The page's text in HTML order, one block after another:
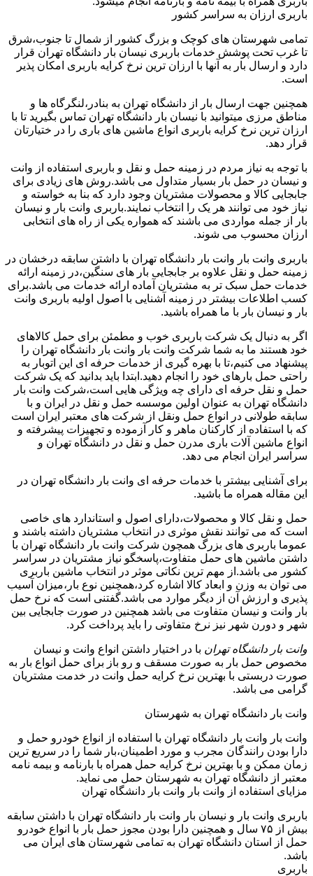
باربری ارزان به سراسر کشور
تمامی شهرستان های کوچک و بزرگ کشور از شمال تا جنوب،شرق
تا غرب تحت پوشش خدمات باربری نیسان بار دانشگاه تهران قرار
دارد و ارسال بار به آنها با ارزان ترین نرخ کرایه باربری امکان پذیر
است.
همچنین جهت ارسال بار از دانشگاه تهران به بنادر،لنگرگاه ها و
مناطق مرزی میتوانید با نیسان بار دانشگاه تهران تماس بگیرید تا با
ارزان ترین نرخ کرایه باربری انواع ماشین های باری را در ختیارتان
قرار دهد.
با توجه به نیاز مردم در زمینه حمل و نقل و باربری استفاده از وانت
و نیسان در حمل بار بسیار متداول می باشد.روش های زیادی برای
جابجایی کالا و محصولات مشتریان وجود دارد که بنا به خواسته و
نیاز خود می توانند هر یک را انتخاب نمایند.باربری وانت بار و نیسان
بار از جمله مواردی می باشند که همواره یکی از راه های انتخابی
ارزان محسوب می شوند.
باربری وانت بار وانت بار دانشگاه تهران با داشتن سابقه درخشان در
زمینه حمل و نقل علاوه بر جابجایی بار های سنگین،در زمینه ارائه
خدمات حمل سبک تر به مشتریان آماده ارائه خدمات می باشد.برای
کسب اطلاعات بیشتر در زمینه آشنایی با اصول اولیه باربری وانت
بار و نیسان بار با ما همراه باشید.
اگر به دنبال یک شرکت باربری خوب و مطمئن برای حمل کالاهای
خود هستند ما به شما شرکت وانت بار وانت بار دانشگاه تهران را
پیشنهاد می کنیم،تا با بهره گیری از خدمات حرفه ای این اتوبار به
راحتی حمل بارهای خود را انجام دهید.ابتدا باید بدانید که یک شرکت
حمل و نقل حرفه ای دارای چه ویژگی هایی است،شرکت وانت بار
دانشگاه تهران به عنوان اولین موسسه حمل و نقل در ایران و با
سابقه طولانی در انواع حمل ونقل از شرکت های معتبر ایران است
که با استفاده از کارکنان ماهر و کار آزموده و تجهیزات پیشرفته و
انواع ماشین آلات باری مدرن حمل و نقل در دانشگاه تهران و
سراسر ایران انجام می دهد.
برای آشنایی بیشتر با خدمات حرفه ای وانت بار دانشگاه تهران در
این مقاله همراه ما باشید.
حمل و نقل کالا و محصولات،دارای اصول و استاندارد های خاصی
است که می توانند نقش موثری در انتخاب مشتریان داشته باشند و
عموما باربری های بزرگ همچون شرکت وانت بار دانشگاه تهران با
داشتن ماشین های حمل متفاوت،پاسخگو نیاز مشتریان در سراسر
کشور می باشد.از مهم ترین نکاتی موثر در انتخاب ماشین باربری
می توان به وزن و ابعاد کالا اشاره کرد،همچنین نوع بار،میزان آسیب
پذیری و ارزش آن از دیگر موارد می باشد.گفتنی است که نرخ حمل
بار وانت و نیسان متفاوت می باشد همچنین در صورت جابجایی بین
شهر و دورن شهر نیز نرخ متفاوتی را باید پرداخت کرد.
وانت بار دانشگاه تهران با در اختیار داشتن انواع وانت و نیسان
مخصوص حمل بار به صورت مسقف و رو باز برای حمل انواع بار به
صورت دربستی با بهترین نرخ کرایه حمل وانت در خدمت مشتریان
گرامی می باشد.
وانت بار دانشگاه تهران به شهرستان
وانت بار وانت بار دانشگاه تهران با استفاده از انواع خودرو حمل و
دارا بودن رانندگان مجرب و مورد اطمینان،بار شما را در سریع ترین
زمان ممکن و با بهترین نرخ کرایه حمل همراه با بارنامه و بیمه نامه
معتبر از دانشگاه تهران به شهرستان حمل می نماید.
مزایای استفاده از وانت بار وانت بار دانشگاه تهران
باربری وانت بار و نیسان بار وانت بار دانشگاه تهران با داشتن سابقه
بیش از ۷۵ سال و همچنین دارا بودن مجوز حمل بار با انواع خودرو
حمل از استان دانشگاه تهران به تمامی شهرستان های ایران می
باشد.
باربری